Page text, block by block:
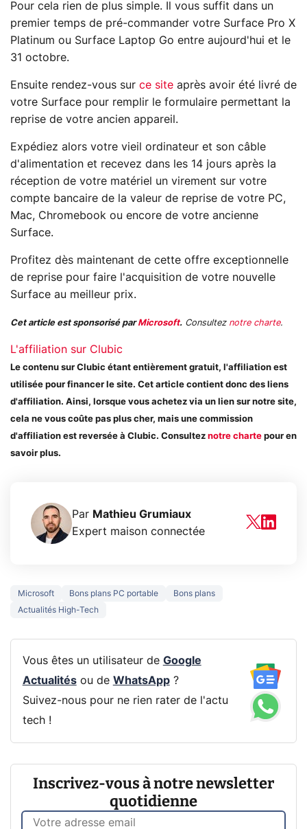
Pour cela rien de plus simple. Il vous suffit dans un
premier temps de pré-commander votre Surface Pro X
Platinum ou Surface Laptop Go entre aujourd'hui et le
31 octobre.
Ensuite rendez-vous sur ce site après avoir été livré de
votre Surface pour remplir le formulaire permettant la
reprise de votre ancien appareil.
Expédiez alors votre vieil ordinateur et son câble
d'alimentation et recevez dans les 14 jours après la
réception de votre matériel un virement sur votre
compte bancaire de la valeur de reprise de votre PC,
Mac, Chromebook ou encore de votre ancienne
Surface.
Profitez dès maintenant de cette offre exceptionnelle
de reprise pour faire l'acquisition de votre nouvelle
Surface au meilleur prix.
Cet article est sponsorisé parMicrosoft. Consultez notre charte.
L'affiliation sur Clubic
Le contenu sur Clubic étant entièrement gratuit, l'affiliation est
utilisée pour financer le site. Cet article contient donc des liens
d'affiliation. Ainsi, lorsque vous achetez via un lien sur notre site,
cela ne vous coûte pas plus cher, mais une commission
d'affiliation est reversée à Clubic. Consultez notre charte pour en
savoir plus.
Par Mathieu Grumiaux
Expert maison connectée
Microsoft Bons plans PC portable
Bons plans
Actualités High-Tech
Vous êtes un utilisateur de Google
Actualitésou de WhatsApp?
Suivez-nous pour ne rien rater de l'actu
tech !
Inscrivez-vous à notre newsletter
quotidienne